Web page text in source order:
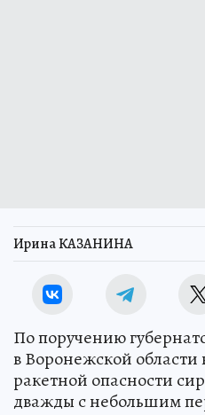
Ирина КАЗАНИНА
По поручению
в Воронежской области
ракетной опасности
дважды с небольшим